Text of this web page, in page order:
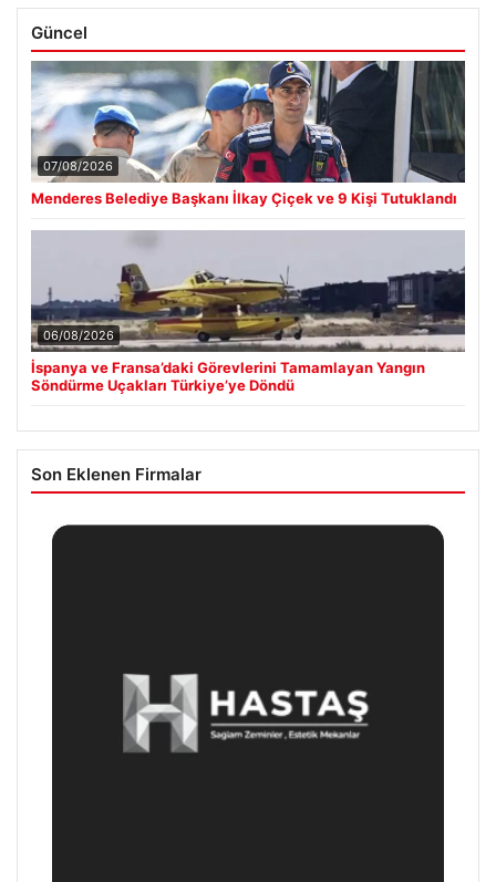
Güncel
07/08/2026
Menderes Belediye Başkanı İlkay Çiçek ve 9 Kişi Tutuklandı
06/08/2026
İspanya ve Fransa’daki Görevlerini Tamamlayan Yangın
Söndürme Uçakları Türkiye’ye Döndü
Son Eklenen Firmalar